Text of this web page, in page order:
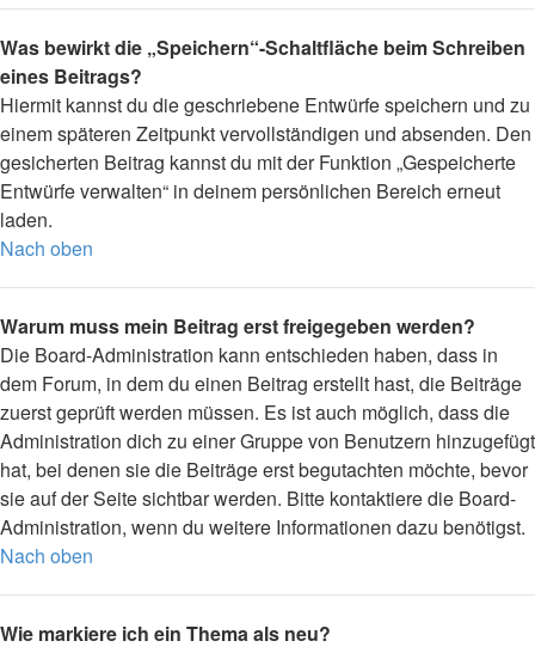
Was bewirkt die „Speichern“-Schaltfläche beim Schreiben
eines Beitrags?
Hiermit kannst du die geschriebene Entwürfe speichern und zu
einem späteren Zeitpunkt vervollständigen und absenden. Den
gesicherten Beitrag kannst du mit der Funktion „Gespeicherte
Entwürfe verwalten“ in deinem persönlichen Bereich erneut
laden.
Nach oben
Warum muss mein Beitrag erst freigegeben werden?
Die Board-Administration kann entschieden haben, dass in
dem Forum, in dem du einen Beitrag erstellt hast, die Beiträge
zuerst geprüft werden müssen. Es ist auch möglich, dass die
Administration dich zu einer Gruppe von Benutzern hinzugefügt
hat, bei denen sie die Beiträge erst begutachten möchte, bevor
sie auf der Seite sichtbar werden. Bitte kontaktiere die Board-
Administration, wenn du weitere Informationen dazu benötigst.
Nach oben
Wie markiere ich ein Thema als neu?